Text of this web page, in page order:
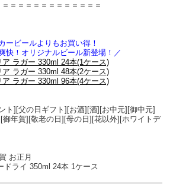
＝＝＝＝＝＝＝＝＝＝＝＝
ービールよりもお買い得！
快！オリジナルビール新登場！／
ア ラガー 330ml 24本(1ケース)
ア ラガー 330ml 48本(2ケース)
ア ラガー 330ml 96本(4ケース)
ト][父の日ギフト][お酒][酒][お中元][御中元]
御年賀][敬老の日][母の日][花以外][ホワイトデ
お正月
ドライ 350ml 24本 1ケース